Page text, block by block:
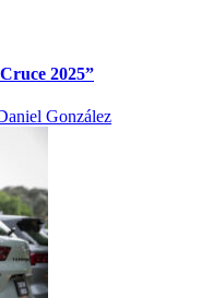
2025”
González